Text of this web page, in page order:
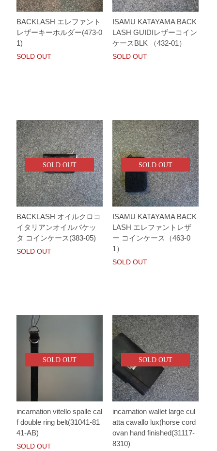
BACKLASH エレファント
レザーキーホルダー(473-0
1)
SOLD OUT
ISAMU KATAYAMA BACK
LASH GUIDIレザーコイン
ケースBLK （432-01）
SOLD OUT
SOLD OUT
BACKLASH オイルクロコ
イタリアンオイルバケッ
タ コインケース(383-05)
SOLD OUT
SOLD OUT
ISAMU KATAYAMA BACK
LASH エレファントレザ
ー コインケース（463-0
1）
SOLD OUT
SOLD OUT
incarnation vitello spalle cal
f double ring belt(31041-81
41-AB)
SOLD OUT
SOLD OUT
incarnation wallet large cul
atta cavallo lux(horse cord
ovan hand finished(31117-
8310)